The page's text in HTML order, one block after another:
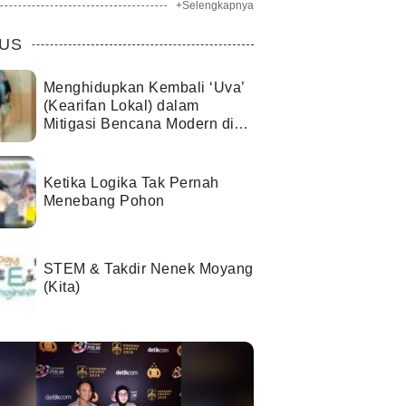
+Selengkapnya
Menghidupkan Kembali ‘Uva’
(Kearifan Lokal) dalam
Mitigasi Bencana Modern di
Ketika Logika Tak Pernah
Menebang Pohon
STEM & Takdir Nenek Moyang
(Kita)